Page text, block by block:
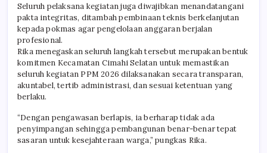
Seluruh pelaksana kegiatan juga diwajibkan menandatangani
pakta integritas, ditambah pembinaan teknis berkelanjutan
kepada pokmas agar pengelolaan anggaran berjalan
profesional.
Rika menegaskan seluruh langkah tersebut merupakan bentuk
komitmen Kecamatan Cimahi Selatan untuk memastikan
seluruh kegiatan PPM 2026 dilaksanakan secara transparan,
akuntabel, tertib administrasi, dan sesuai ketentuan yang
berlaku.
“Dengan pengawasan berlapis, ia berharap tidak ada
penyimpangan sehingga pembangunan benar-benar tepat
sasaran untuk kesejahteraan warga,” pungkas Rika.